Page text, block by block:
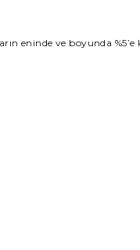
eninde ve boyunda %5’e